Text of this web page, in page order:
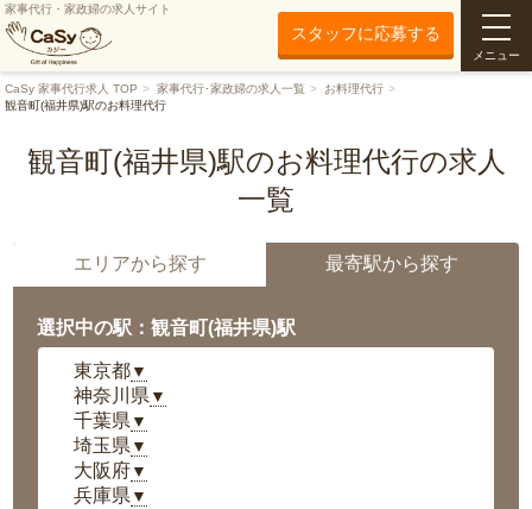
家事代行・家政婦の求人サイト
スタッフに応募する
メニュー
CaSy 家事代行求人 TOP 家事代行･家政婦の求人一覧
お料理代行
観音町(福井県)駅のお料理代行
観音町(福井県)駅のお料理代行の求人
一覧
エリアから探す 最寄駅から探す
選択中の駅：観音町(福井県)駅
東京都▼
神奈川県 ▼
千葉県 ▼
埼玉県 ▼
大阪府▼
兵庫県 ▼